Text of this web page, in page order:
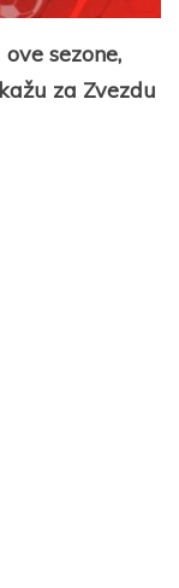
sezone,
za Zvezdu